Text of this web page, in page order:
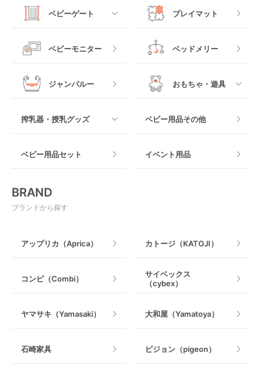
マットレス・布団
ベビーベッドその他
チャイルドシートその
他
ロッキングタイプ テーブルチェア
抱っこ紐その他
すべて
木製
マット製
ベビーゲート
すべて
プレイマット
ベビーモニター ベッドメリー
ジャンパルー おもちゃ・遊具
室内遊具
搾乳器・授乳グッズ
授乳グッズ・ママ用品
ベビー用品その他
ベビー用品セット イベント用品
BRAND
ブランドから探す
アップリカ（Aprica） カトージ（KATOJI）
コンビ（Combi）
サイベックス
（cybex）
ヤマサキ（Yamasaki） 大和屋（Yamatoya）
石崎家具 ピジョン（pigeon）